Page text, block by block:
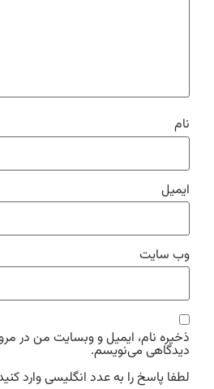
نام
ایمیل
وب‌ سایت
ذخیره نام، ایمیل و وبسایت من در
دیدگاهی می‌نویسم.
لطفا پاسخ را به عدد انگلیسی وارد